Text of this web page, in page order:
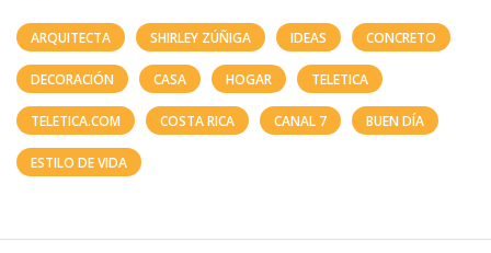
ARQUITECTA SHIRLEY ZÚÑIGA IDEAS CONCRETO
DECORACIÓN CASA HOGAR TELETICA
TELETICA.COM COSTA RICA CANAL 7 BUEN DÍA
ESTILO DE VIDA